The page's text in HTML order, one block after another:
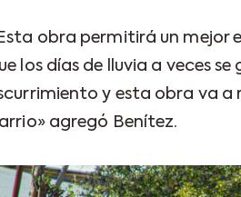
obra permitirá un mejor
los días de lluvia a veces
y esta obra va a
agregó Benítez.